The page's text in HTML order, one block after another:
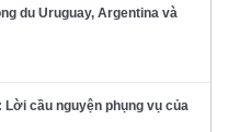
du Uruguay, Argentina và
Lời cầu nguyện phụng vụ của